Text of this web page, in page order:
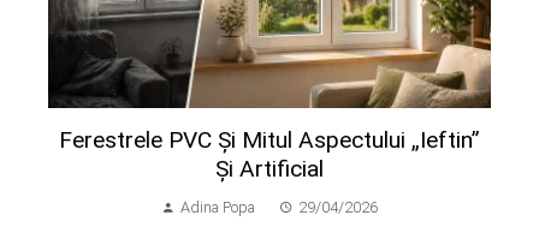
Ferestrele PVC Și Mitul Aspectului „ieftin”
Și Artificial
Adina Popa 29/04/2026